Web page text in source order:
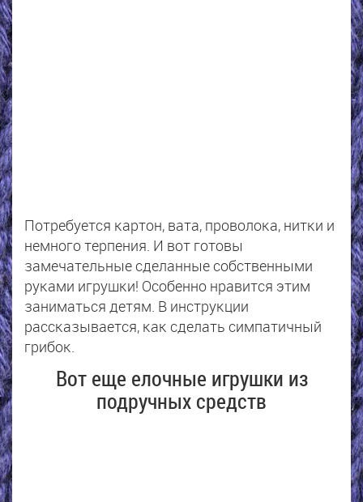
Потребуется картон, вата, проволока, нитки и
немного терпения. И вот готовы
замечательные сделанные собственными
руками игрушки! Особенно нравится этим
заниматься детям. В инструкции
рассказывается, как сделать симпатичный
грибок.
Вот еще елочные игрушки из
подручных средств